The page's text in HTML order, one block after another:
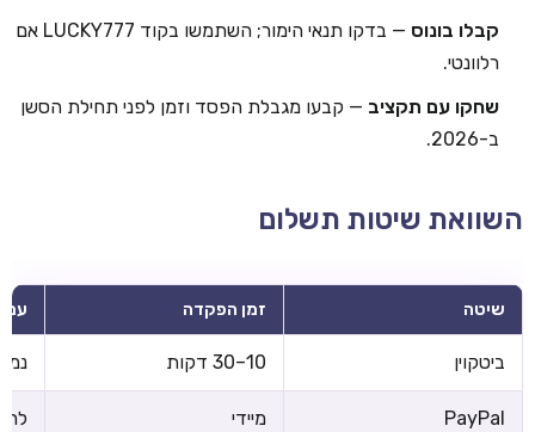
קבלו בונוס
— בדקו תנאי הימור; השתמשו בקוד LUCKY777 אם
רלוונטי.
שחקו עם תקציב — קבעו מגבלת הפסד וזמן לפני תחילת הסשן
ב-2026.
השוואת שיטות תשלום
שיטה זמן הפקדה
ביטקוין 10–30 דקות
PayPal מיידי